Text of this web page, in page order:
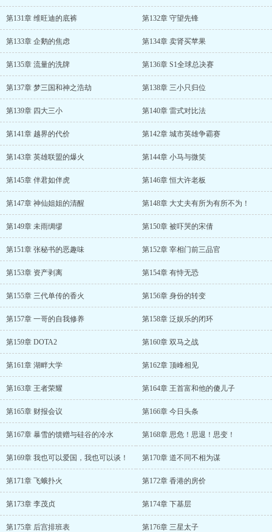
第131章 维旺迪的底裤 第132章 守望先锋
第133章 企鹅的焦虑 第134章 卖肾买苹果
第135章 流量的洗牌 第136章 S1全球总决赛
第137章 梦三国和神之浩劫 第138章 三小只归位
第139章 四大三小 第140章 雷式对比法
第141章 越界的代价 第142章 城市英雄争霸赛
第143章 英雄联盟的爆火 第144章 小马与微笑
第145章 伴君如伴虎 第146章 恒大许老板
第147章 神仙姐姐的清醒 第148章 大丈夫有所为有所不为！
第149章 未雨绸缪 第150章 被吓哭的宋倩
第151章 张秘书的恶趣味 第152章 宰相门前三品官
第153章 资产剥离 第154章 有恃无恐
第155章 三代单传的香火 第156章 身份的转变
第157章 一哥的自我修养 第158章 泛娱乐的闭环
第159章 DOTA2 第160章 双马之战
第161章 湖畔大学 第162章 顶峰相见
第163章 王者荣耀 第164章 王首富和他的傻儿子
第165章 财报会议 第166章 今日头条
第167章 暴雪的馈赠与硅谷的冷水 第168章 思危！思退！思变！
第169章 我也可以爱国，我也可以谈！ 第170章 道不同不相为谋
第171章 飞蛾扑火 第172章 香港的房价
第173章 李茂贞 第174章 下基层
第175章 后宫排班表 第176章 三星太子